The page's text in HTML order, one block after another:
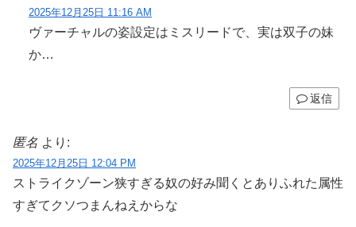
2025年12月25日 11:16 AM
ヴァーチャルの姿設定はミスリードで、実は双子の妹
か…
返信
匿名 より:
2025年12月25日 12:04 PM
ストライクゾーン狭すぎる奴の好み聞くとありふれた属性
すぎてクソつまんねえからな